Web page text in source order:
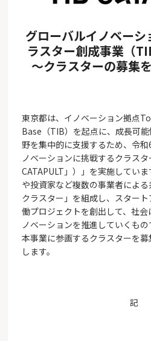
グローバルイノベー
ラスター創成事業（
～クラスターの募集
東京都は、イノベーション拠点
Base（TIB）を起点に、成長可
野を集中的に支援するため、令
ノベーションに挑戦するクラス
CATAPULT」）」を実施してい
や投資家など複数の事業者によ
クラスター」を組成し、スター
働プロジェクトを創出して、社
ノベーションを推進していくも
本事業に参画するクラスターを
します。
記